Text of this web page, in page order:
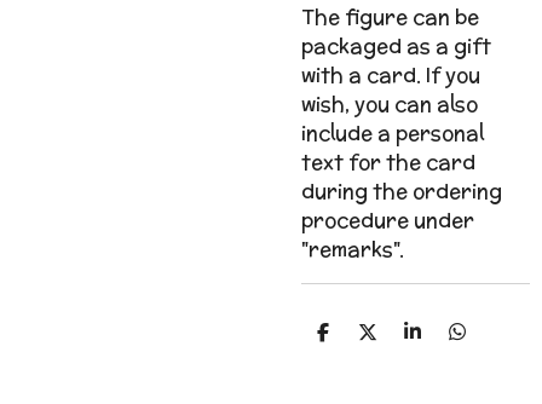
The figure can be
packaged as a gift
with a card. If you
wish, you can also
include a personal
text for the card
during the ordering
procedure under
"remarks".
D
D
S
D